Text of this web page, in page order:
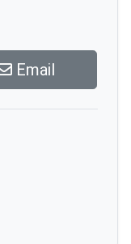
Email